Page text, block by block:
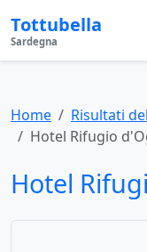
Tottubella
Sardegna
Home
Risultati
Hotel Rifugio
Hotel